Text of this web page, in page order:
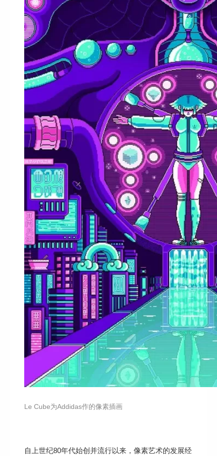
Le Cube为Addidas作的像素插画
自上世纪80年代始创并流行以来，像素艺术的发展经